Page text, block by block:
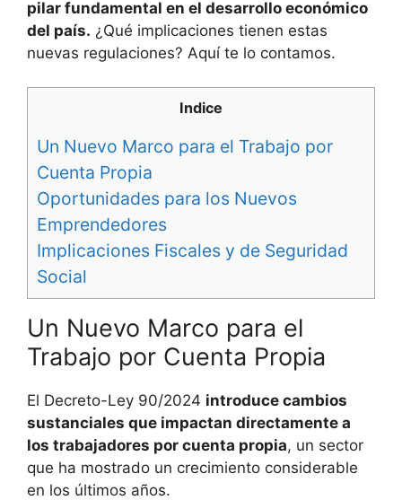
pilar fundamental en el desarrollo económico
del país. ¿Qué implicaciones tienen estas
nuevas regulaciones? Aquí te lo contamos.
Indice
Un Nuevo Marco para el Trabajo por
Cuenta Propia
Oportunidades para los Nuevos
Emprendedores
Implicaciones Fiscales y de Seguridad
Social
Un Nuevo Marco para el
Trabajo por Cuenta Propia
El Decreto-Ley 90/2024 introduce cambios
sustanciales que impactan directamente a
los trabajadores por cuenta propia, un sector
que ha mostrado un crecimiento considerable
en los últimos años.